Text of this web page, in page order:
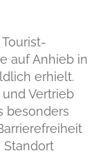
auf Anhieb in
erhielt.
Vertrieb
besonders
Standort